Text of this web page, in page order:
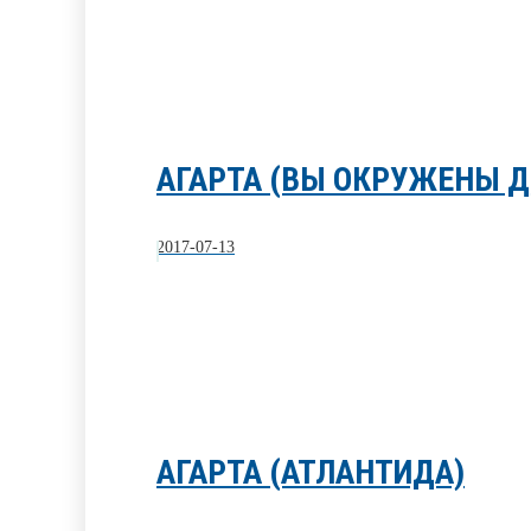
АГАРТА (ВЫ ОКРУЖЕНЫ
2017-07-13
АГАРТА (АТЛАНТИДА)